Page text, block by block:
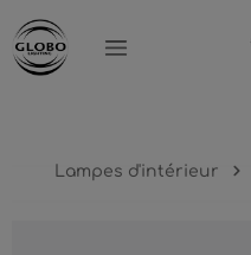
principal
Lampes d'intérieur